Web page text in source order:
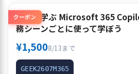
クーポン
使って学ぶ Microsoft 365
務シーンごとに使って学ぼう
¥1,5008/13まで
GEEK2607M365